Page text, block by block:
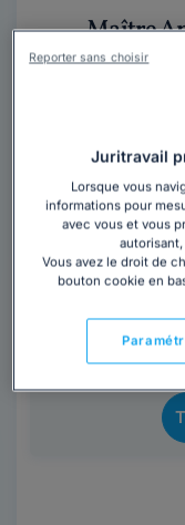
Maître
Avocat
Membre de
Vous
Obtenez 3
Juritravail
Lorsque vous
informations pour
avec vous et vous
Vous avez le droit de
bouton cookie en
Reporter sans choisir